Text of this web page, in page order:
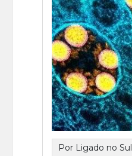
Por Ligado no Sul